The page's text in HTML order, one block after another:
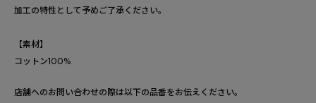
加工の特性として予めご了承ください。
【素材】
コットン100%
店舗へのお問い合わせの際は以下の品番をお伝えください。